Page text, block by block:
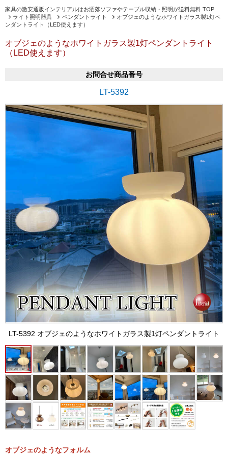
家具の激安通販インテリアルはお洒落ソファやテーブル収納・照明が送料無料 TOP
ライト照明器具
ペンダントライト
オブジェのようなホワイトガラス製1灯ペ
ンダントライト（LED使えます）
オブジェのようなホワイトガラス製1灯ペンダントライト
（LED使えます）
お問合せ商品番号
LT-5392
LT-5392 オブジェのようなホワイトガラス製1灯ペンダントライト
オブジェのようなフォルム